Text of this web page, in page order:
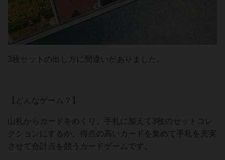
3枚セットの出し方に間違いがありました。
【どんなゲーム？】
山札からカードをめくり、手札に加えて3枚のセットコレ
クションにするか、得点の高いカードを集めて手札を充実
させて合計点を競うカードゲームです。